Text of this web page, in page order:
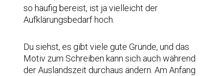
so häufig bereist, ist ja vielleicht der
Aufklärungsbedarf hoch.
Du siehst, es gibt viele gute Gründe, und das
Motiv zum Schreiben kann sich auch während
der Auslandszeit durchaus ändern. Am Anfang